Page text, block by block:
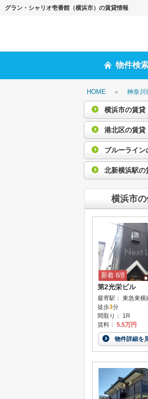
グラン・シャリオ壱番館（横浜市）の賃貸情報
物件検
HOME » 神奈川
横浜市の賃貸
港北区の賃貸
ブルーライン
北新横浜駅の
横浜市
新着 8/8
第2光栄ビル
最寄駅： 東急東横
徒歩3分
間取り： 1R
賃料： 5.5万円
物件詳細を